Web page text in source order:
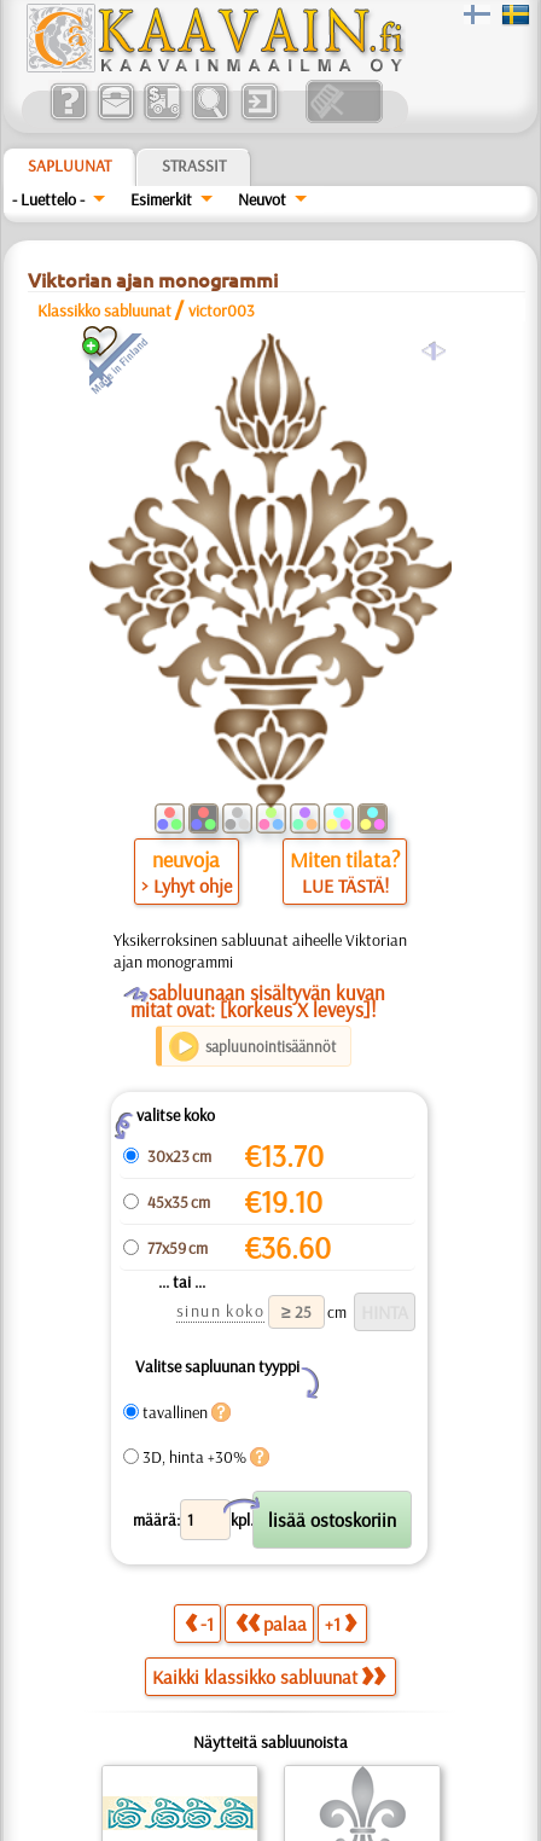
SAPLUUNAT
STRASSIT
- Luettelo -
Esimerkit Neuvot
Viktorian ajan monogrammi
Klassikko sabluunat /victor003
a
neuvoja
> Lyhyt ohje
Miten tilata?
LUE TÄSTÄ!
Yksikerroksinen sabluunat aiheelle Viktorian
ajan monogrammi
Osabluunaan sisältyvän kuvan
mitat ovat: [korkeus X leveys]!
sapluunointisäännöt
Zvalitse koko
30x23 cm
€13.70
45x35 cm €19.10
77x59 cm €36.60
... tai ...
sinun koko
cm
Valitse sapluunan tyyppi
Y
tavallinen
3D, hinta +30%
määrä: kpl.
X
-1 palaa +1
Kaikki klassikko sabluunat
Näytteitä sabluunoista